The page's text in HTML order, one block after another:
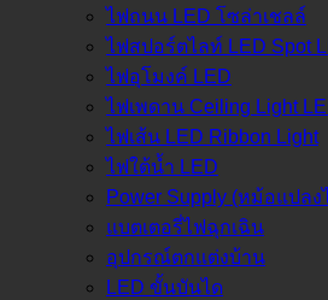
ไฟถนน LED โซล่าเชลล์
ไฟสปอร์ตไลท์ LED Spot
ไฟอุโมงค์ LED
ไฟเพดาน Ceiling Light
ไฟเส้น LED Ribbon Light
ไฟใต้น้ำ LED
Power Supply (หม้อแปลง
แบตเตอรี่ไฟฉุกเฉิน
อุปกรณ์ตกแต่งบ้าน
LED ขั้นบันได